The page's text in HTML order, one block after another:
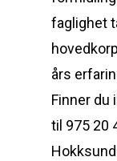
faglighet
års
Finner du
til 975 20